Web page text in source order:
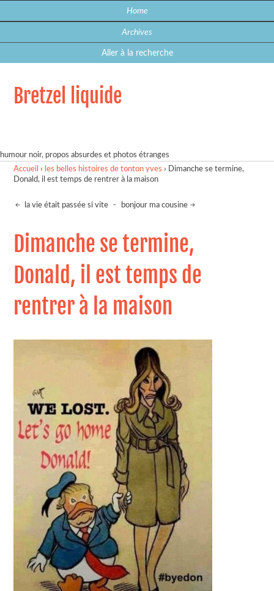
Home
Archives
Aller à la recherche
Bretzel liquide
humour noir, propos absurdes et photos étranges
Accueil › les belles histoires de tonton yves › Dimanche se termine,
Donald, il est temps de rentrer à la maison
la vie était passée si vite - bonjour ma cousine
Dimanche se termine,
Donald, il est temps de
rentrer à la maison